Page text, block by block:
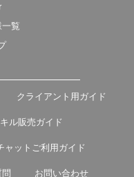
覧
クライアント用ガイド
ル販売ガイド
ャットご利用ガイド
問 お問い合わせ